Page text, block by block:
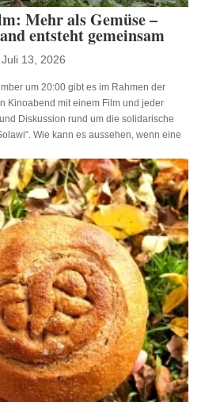
Mehr als Gemüse –
entsteht gemeinsam
Juli 13, 2026
um 20:00 gibt es im Rahmen der
Kinoabend mit einem Film und jeder
Diskussion rund um die solidarische
Wie kann es aussehen, wenn eine